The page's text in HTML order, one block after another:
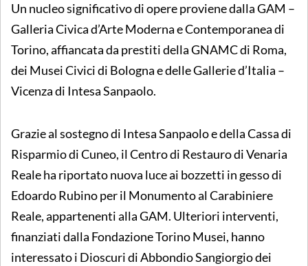
Un nucleo significativo di opere proviene dalla GAM –
Galleria Civica d’Arte Moderna e Contemporanea di
Torino, affiancata da prestiti della GNAMC di Roma,
dei Musei Civici di Bologna e delle Gallerie d’Italia –
Vicenza di Intesa Sanpaolo.
Grazie al sostegno di Intesa Sanpaolo e della Cassa di
Risparmio di Cuneo, il Centro di Restauro di Venaria
Reale ha riportato nuova luce ai bozzetti in gesso di
Edoardo Rubino per il Monumento al Carabiniere
Reale, appartenenti alla GAM. Ulteriori interventi,
finanziati dalla Fondazione Torino Musei, hanno
interessato i Dioscuri di Abbondio Sangiorgio dei